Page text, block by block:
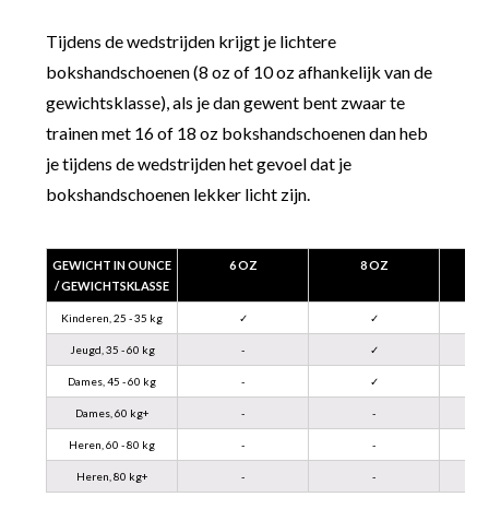
Tijdens de wedstrijden krijgt je lichtere
bokshandschoenen (8 oz of 10 oz afhankelijk van de
gewichtsklasse), als je dan gewent bent zwaar te
trainen met 16 of 18 oz bokshandschoenen dan heb
je tijdens de wedstrijden het gevoel dat je
bokshandschoenen lekker licht zijn.
GEWICHT IN OUNCE
/ GEWICHTSKLASSE
6 OZ 8 OZ
Kinderen, 25 - 35 kg ✓ ✓
Jeugd, 35 - 60 kg - ✓
Dames, 45 - 60 kg - ✓
Dames, 60 kg+ - -
Heren, 60 - 80 kg - -
Heren, 80 kg+ - -